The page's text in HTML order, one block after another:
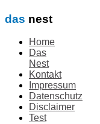
das nest
Home
Das
Nest
Kontakt
Impressum
Datenschutz
Disclaimer
Test